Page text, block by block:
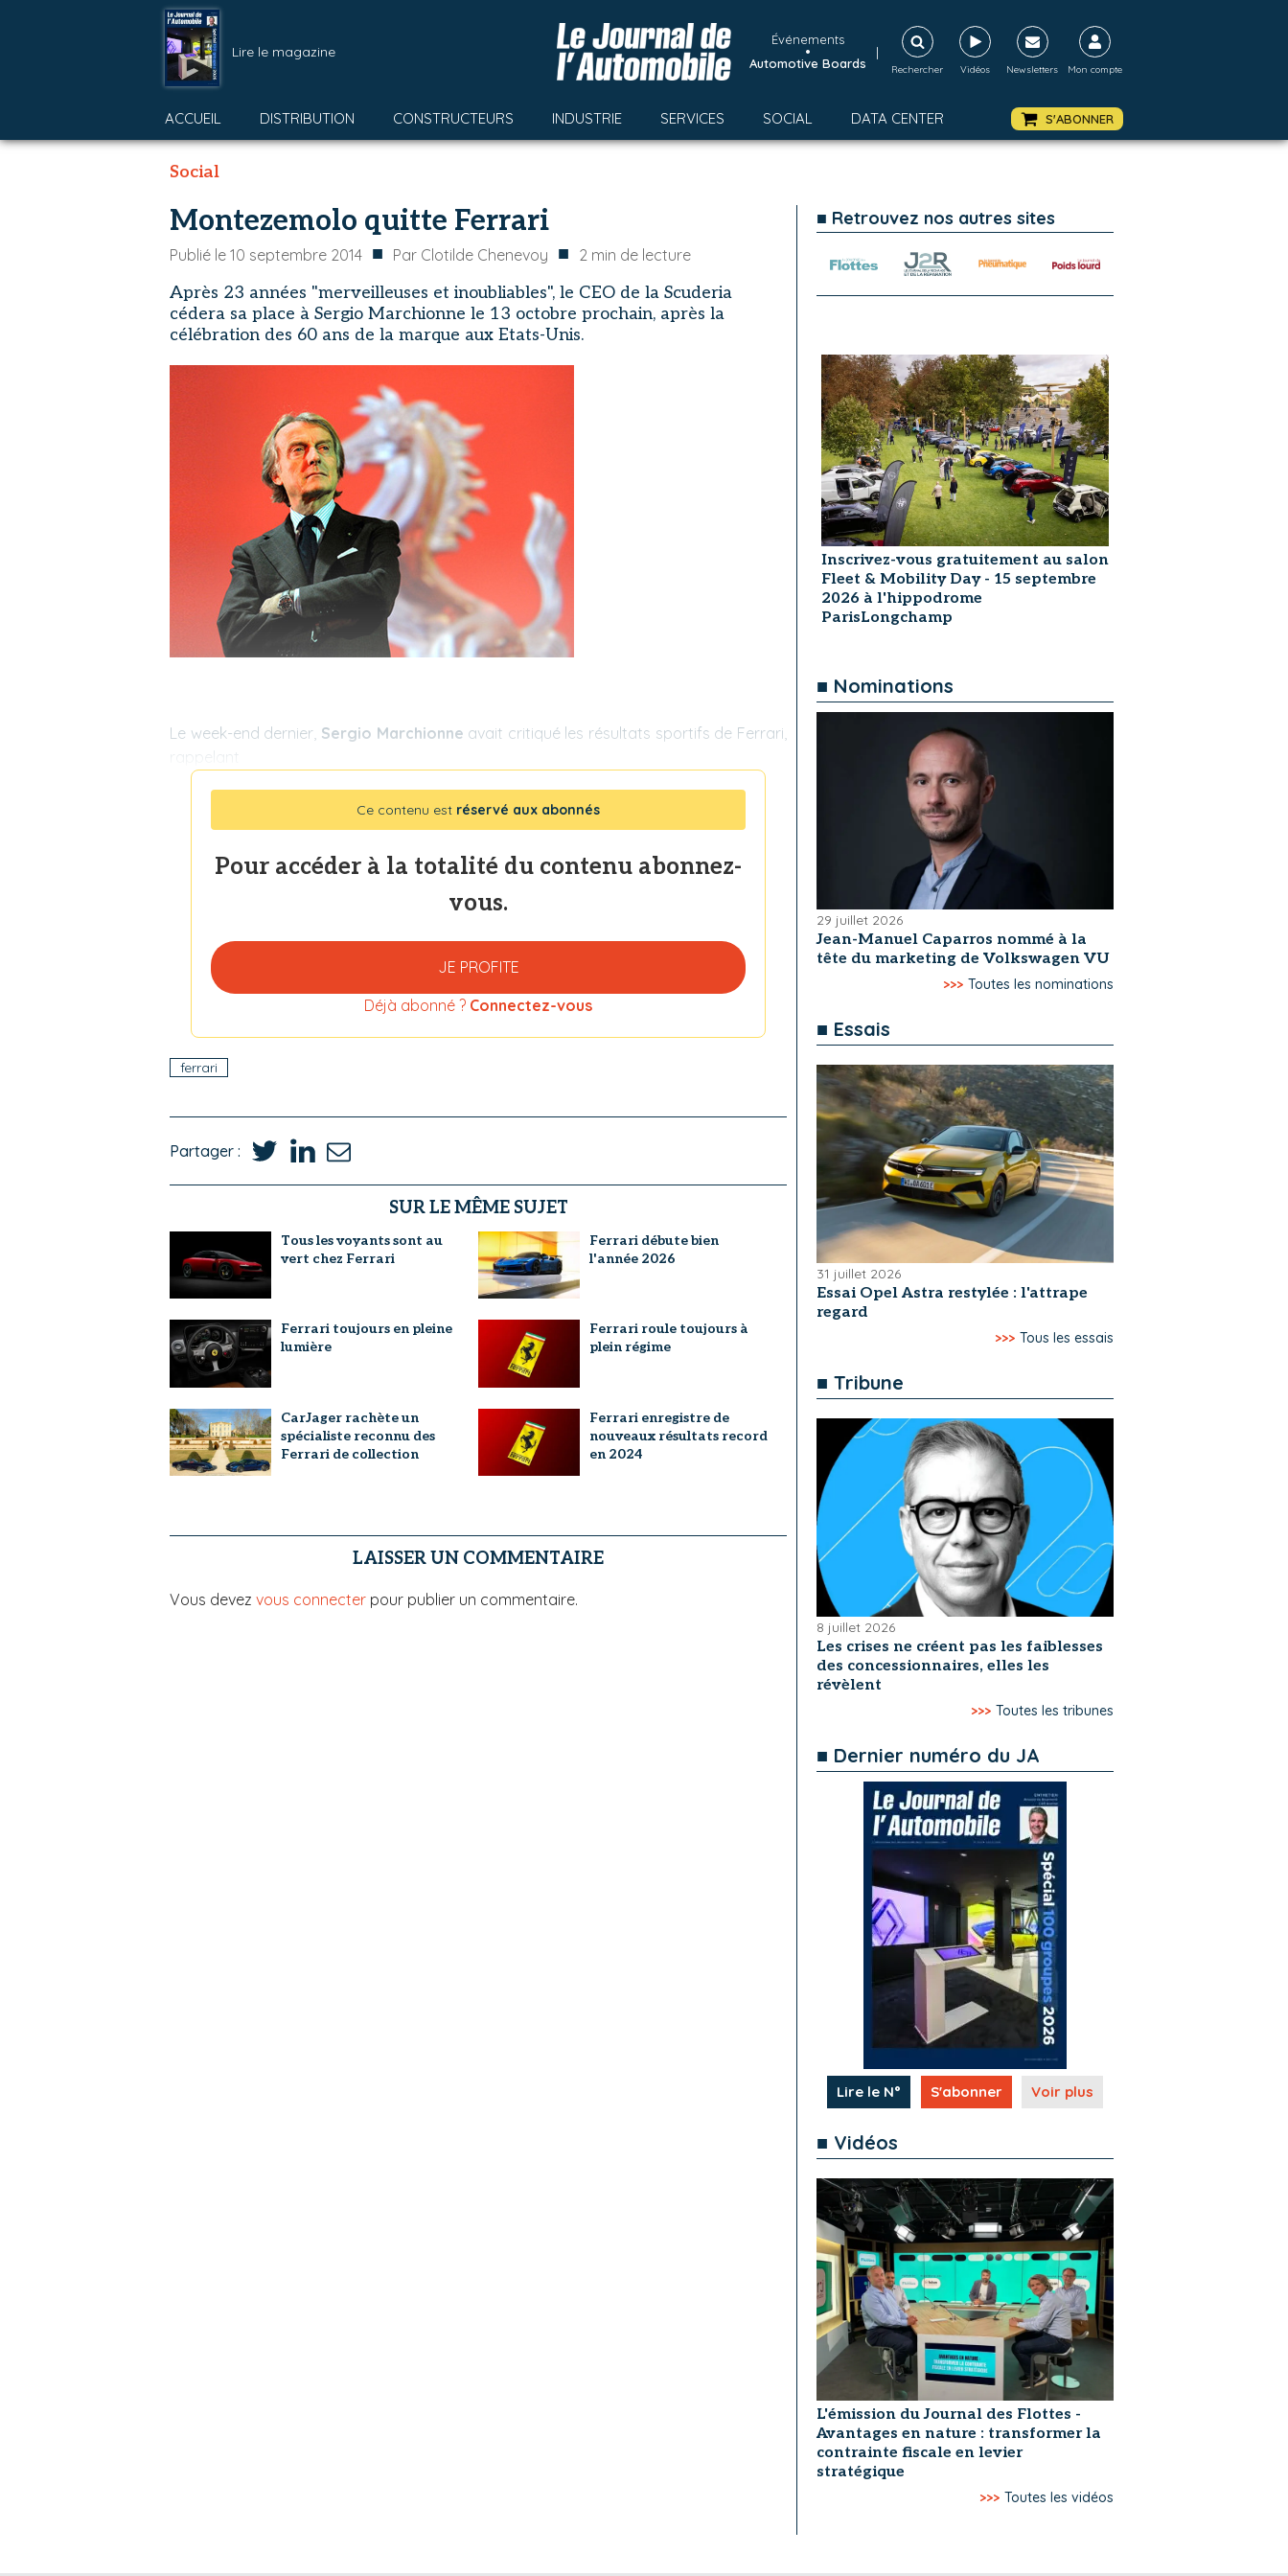
Lire le magazine
Événements
•
Automotive Boards
|
Rechercher Vidéos Newsletters Mon compte
ACCUEIL DISTRIBUTION CONSTRUCTEURS INDUSTRIE SERVICES SOCIAL DATA CENTER S'ABONNER
Social
Montezemolo quitte Ferrari
Publié le 10 septembre 2014 ■ Par Clotilde Chenevoy ■ 2 min de lecture
Après 23 années "merveilleuses et inoubliables", le CEO de la Scuderia
cédera sa place à Sergio Marchionne le 13 octobre prochain, après la
célébration des 60 ans de la marque aux Etats-Unis.
Le week-end dernier, Sergio Marchionne avait critiqué les résultats sportifs de Ferrari,
Ce contenu est réservé aux abonnés
Pour accéder à la totalité du contenu abonnez-
vous.
JE PROFITE
Déjà abonné ? Connectez-vous
ferrari
Partager :
SUR LE MÊME SUJET
Tous les voyants sont au
vert chez Ferrari
Ferrari débute bien
l'année 2026
Ferrari toujours en pleine
lumière
Ferrari roule toujours à
plein régime
CarJager rachète un
spécialiste reconnu des
Ferrari de collection
Ferrari enregistre de
nouveaux résultats record
en 2024
LAISSER UN COMMENTAIRE
Vous devez vous connecter pour publier un commentaire.
■ Retrouvez nos autres sites
Inscrivez-vous gratuitement au salon
Fleet & Mobility Day - 15 septembre
2026 à l'hippodrome
ParisLongchamp
■ Nominations
29 juillet 2026
Jean-Manuel Caparros nommé à la
tête du marketing de Volkswagen VU
>>> Toutes les nominations
■ Essais
31 juillet 2026
Essai Opel Astra restylée : l'attrape
regard
>>> Tous les essais
■ Tribune
8 juillet 2026
Les crises ne créent pas les faiblesses
des concessionnaires, elles les
révèlent
>>> Toutes les tribunes
■ Dernier numéro du JA
Lire le N° S'abonner Voir plus
■ Vidéos
L'émission du Journal des Flottes -
Avantages en nature : transformer la
contrainte fiscale en levier
stratégique
>>> Toutes les vidéos